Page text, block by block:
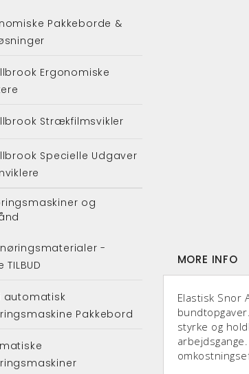
Pakkeborde &
Ergonomiske
Strækfilmsvikler
Specielle Udgaver
og
-
automatisk
Pakkebord
MORE INFO
Elastisk Snor
styrke og